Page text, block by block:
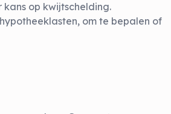
kans op kwijtschelding.
om te bepalen of